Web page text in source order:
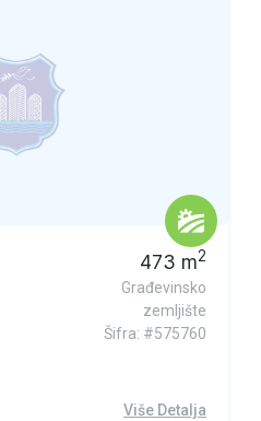
473 m2
Građevinsko
zemljište
Šifra: #575760
Više Detalja